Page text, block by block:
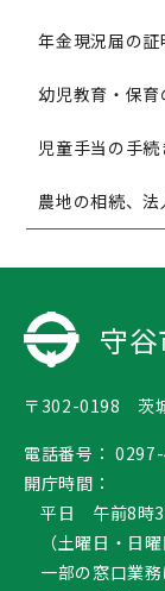
年金現況届の証
幼児教育・保
児童手当の手続
農地の相続、
守
〒302-0198 茨
電話番号： 0297-
開庁時間：
平日 午前8時
（土曜日・日
一部の窓口業務